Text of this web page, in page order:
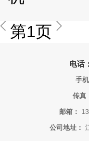
第1页
电话
手机
传真
邮箱：
公司地址：